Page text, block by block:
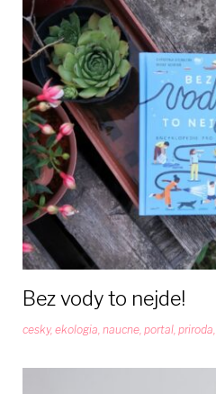
Bez vody to nejde!
cesky, ekologia, naucne, portal, priroda,